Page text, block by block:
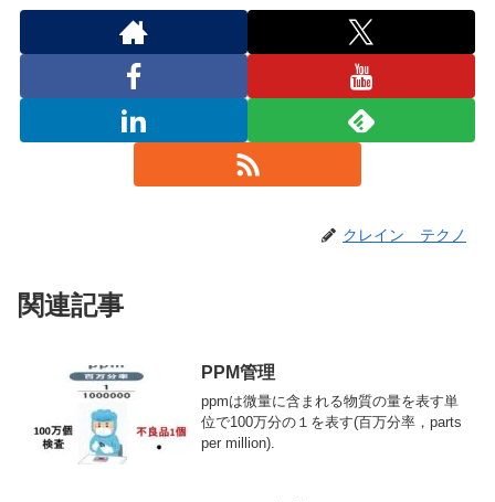
クレイン テクノ
関連記事
PPM管理
ppmは微量に含まれる物質の量を表す単
位で100万分の１を表す(百万分率，parts
per million).